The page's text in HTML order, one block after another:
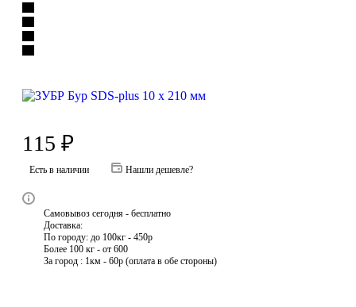
115 ₽
Есть в наличии Нашли дешевле?
Самовывоз сегодня - бесплатно
Доставка:
По городу: до 100кг - 450р
Более 100 кг - от 600
За город : 1км - 60р (оплата в обе стороны)